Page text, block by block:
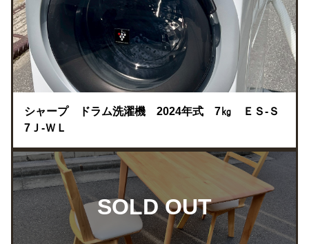
シャープ ドラム洗濯機 2024年式 7㎏ ＥＳ-Ｓ
7Ｊ-ＷＬ
SOLD OUT